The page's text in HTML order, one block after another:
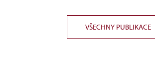
VŠECHNY PUBLIKACE